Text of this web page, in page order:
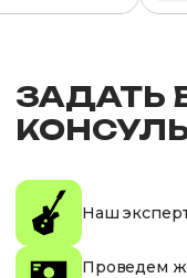
ЗАДАТЬ
Наш
Проведем